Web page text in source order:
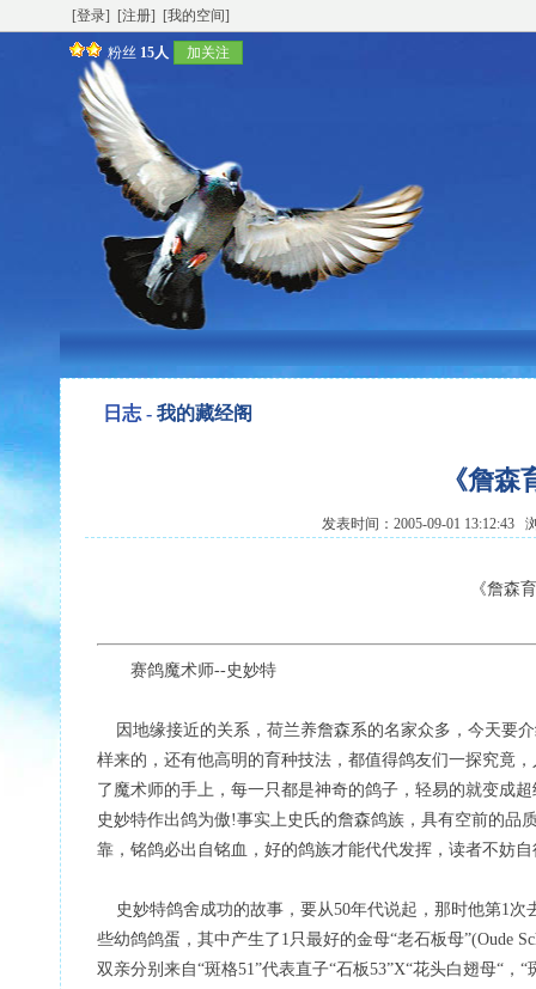
[登录] [注册] [我的空间]
粉丝 15人 加关注
日志 - 我的藏经阁
《詹
发表时间：2005-09-01 13:12:43
《詹森
赛鸽魔术师--史妙特
因地缘接近的关系，荷兰养詹森系的名家众多，今天要
样来的，还有他高明的育种技法，都值得鸽友们一探究竟
了魔术师的手上，每一只都是神奇的鸽子，轻易的就变成
史妙特作出鸽为傲!事实上史氏的詹森鸽族，具有空前的品
靠，铭鸽必出自铭血，好的鸽族才能代代发挥，读者不妨
史妙特鸽舍成功的故事，要从50年代说起，那时他第1次
些幼鸽鸽蛋，其中产生了1只最好的金母“老石板母”(Oude
双亲分别来自“斑格51”代表直子“石板53”X“花头白翅母“，